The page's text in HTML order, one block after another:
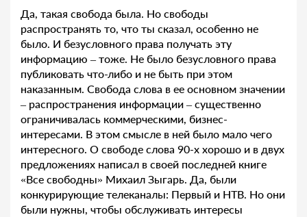
Да, такая свобода была. Но свободы
распространять то, что ты сказал, особенно не
было. И безусловного права получать эту
информацию – тоже. Не было безусловного права
публиковать что-либо и не быть при этом
наказанным. Свобода слова в ее основном значении
– распространения информации – существенно
ограничивалась коммерческими, бизнес-
интересами. В этом смысле в ней было мало чего
интересного. О свободе слова 90-х хорошо и в двух
предложениях написал в своей последней книге
«Все свободны» Михаил Зыгарь. Да, были
конкурирующие телеканалы: Первый и НТВ. Но они
были нужны, чтобы обслуживать интересы